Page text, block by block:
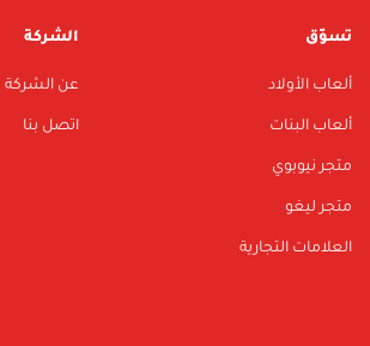
تسوّق
ألعاب الأولاد
ألعاب البنات
متجر نيوبوي
متجر ليغو
العلامات التجارية
الشركة
عن الشركة
اتصل بنا